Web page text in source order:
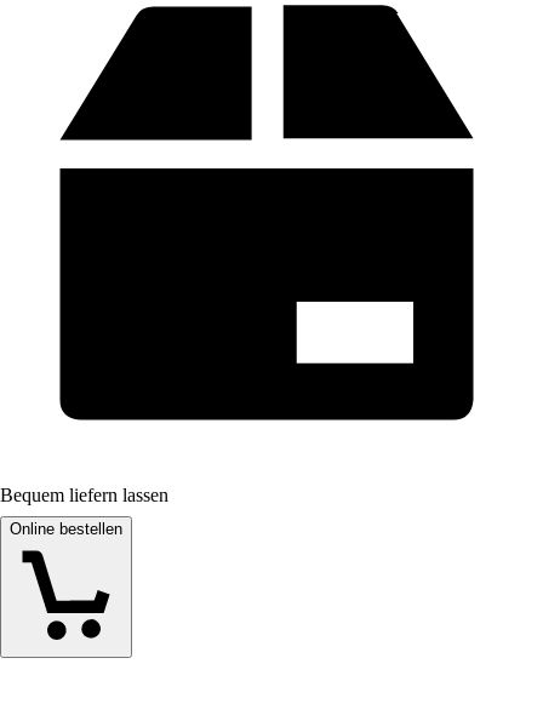
Bequem liefern lassen
Online bestellen